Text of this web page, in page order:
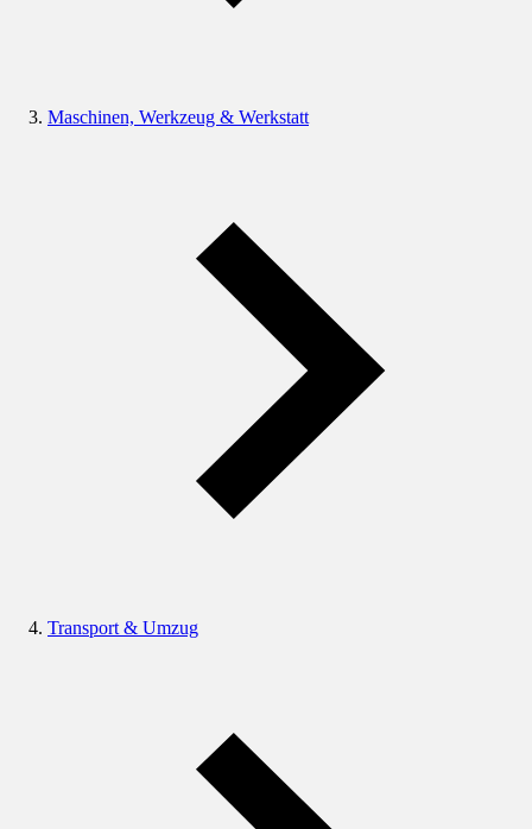
Maschinen, Werkzeug & Werkstatt
Transport & Umzug